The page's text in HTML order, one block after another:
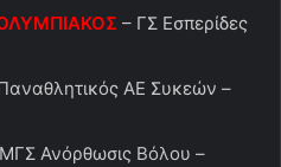
– ΓΣ Εσπερίδες
ΑΕ Συκεών –
Ανόρθωσις Βόλου –